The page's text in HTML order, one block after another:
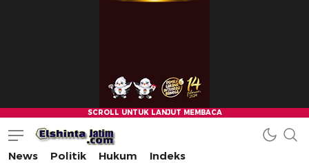
News Politik Hukum Indeks